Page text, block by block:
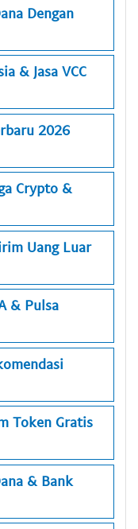
Dengan
& Jasa VCC
2026
Crypto &
Uang Luar
& Pulsa
Token Gratis
& Bank